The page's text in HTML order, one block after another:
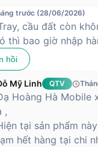
trước (28/06/2026)
cầu đất còn
thì bao giờ nhập
hồi
Mỹ Linh QTV
Hoàng Hà Mobile
,
tại sản phẩm
hết hàng tại chi